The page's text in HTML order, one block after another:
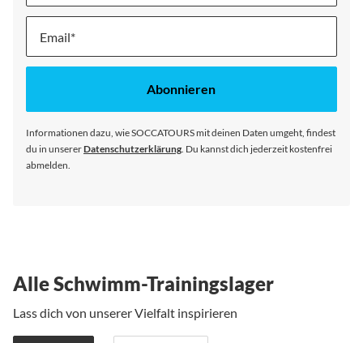
Melde
für
Abonnieren
Informationen dazu, wie SOCCATOURS mit deinen Daten umgeht, findest
du in unsererDatenschutzerklärung. Du kannst dich jederzeit kostenfrei
abmelden.
Alle Schwimm-Trainingslager
Lass dich von unserer Vielfalt inspirieren